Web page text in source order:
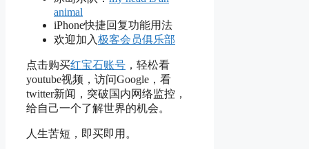
animal
iPhone快捷回复功能用法
欢迎加入极客会员俱乐部
点击购买红宝石账号 ，轻松看
youtube视频，访问Google，看
twitter新闻，突破国内网络监控，
给自己一个了解世界的机会。
人生苦短，即买即用。